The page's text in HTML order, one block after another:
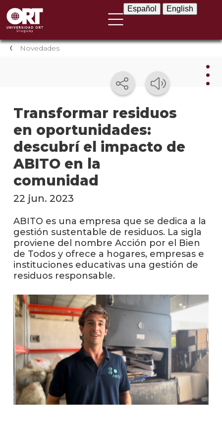
Español English
Novedades
Transformar residuos
en oportunidades:
descubrí el impacto de
ABITO en la
comunidad
La
Blog
22 jun. 2023
ABITO es una empresa que se dedica a la
gestión sustentable de residuos. La sigla
proviene del nombre Acción por el Bien
de Todos y ofrece a hogares, empresas e
instituciones educativas una gestión de
residuos responsable.